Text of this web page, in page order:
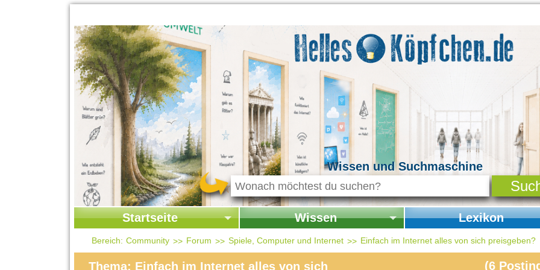
Wissen und Suchmaschine
Startseite
Startseite
Kontakt
Wissen
Startseite Wissen
Geschichte & Kultur
Lexikon
Startseite Lexikon
Bereich: Community Forum Spiele, Computer und Internet Einfach im Internet alles von sich preisgeben?
Thema: Einfach im Internet alles von sich
(6